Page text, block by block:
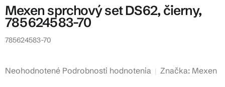
Mexen sprchový set DS62, čierny,
785624583-70
785624583-70
Priemerné
Neohodnotené Podrobnosti hodnotenia Značka: Mexen